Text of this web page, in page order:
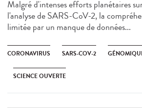
Malgré d'intenses efforts planétaires
l'analyse de SARS-CoV-2, la
limitée par un manque de données...
CORONAVIRUS SARS-COV-2
SCIENCE OUVERTE